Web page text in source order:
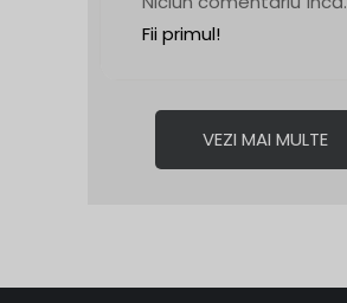
Fii primul!
VEZI MAI MULTE